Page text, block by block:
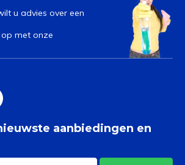
u advies over een
met onze
aanbiedingen en